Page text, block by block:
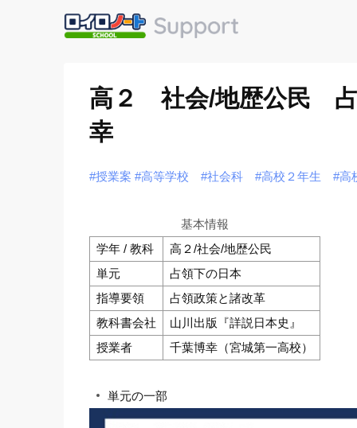
高２ 社会/地歴公民 占
幸
#授業案 #高等学校 #社会科 #高校２年生 #高
基本情報
学年 / 教科
高２/社会/地歴公民
単元
占領下の日本
指導要領
占領政策と諸改革
教科書会社
山川出版『詳説日本史』
授業者
千葉博幸（宮城第一高校）
単元の一部